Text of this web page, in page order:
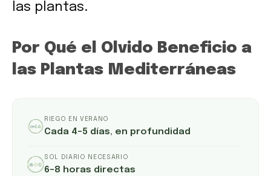
las plantas.
Por Qué el Olvido Beneficio a
las Plantas Mediterráneas
RIEGO EN VERANO
Cada 4–5 días, en profundidad
SOL DIARIO NECESARIO
6–8 horas directas